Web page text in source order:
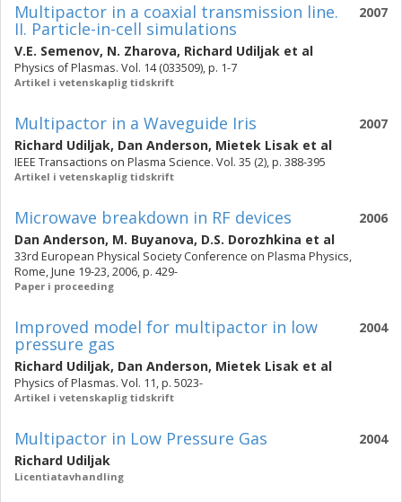
2007
Multipactor in a coaxial transmission line.
II. Particle-in-cell simulations
V.E. Semenov, N. Zharova, Richard Udiljak et al
Physics of Plasmas. Vol. 14 (033509), p. 1-7
Artikel i vetenskaplig tidskrift
2007
Multipactor in a Waveguide Iris
Richard Udiljak, Dan Anderson, Mietek Lisak et al
IEEE Transactions on Plasma Science. Vol. 35 (2), p. 388-395
Artikel i vetenskaplig tidskrift
2006
Microwave breakdown in RF devices
Dan Anderson, M. Buyanova, D.S. Dorozhkina et al
33rd European Physical Society Conference on Plasma Physics,
Rome, June 19-23, 2006, p. 429-
Paper i proceeding
2004
Improved model for multipactor in low
pressure gas
Richard Udiljak, Dan Anderson, Mietek Lisak et al
Physics of Plasmas. Vol. 11, p. 5023-
Artikel i vetenskaplig tidskrift
2004
Multipactor in Low Pressure Gas
Richard Udiljak
Licentiatavhandling